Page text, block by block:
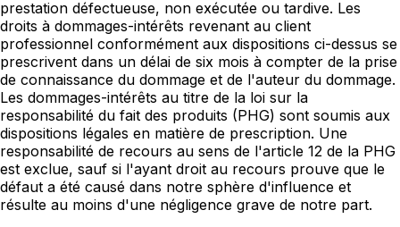
prestation défectueuse, non exécutée ou tardive. Les
droits à dommages-intérêts revenant au client
professionnel conformément aux dispositions ci-dessus se
prescrivent dans un délai de six mois à compter de la prise
de connaissance du dommage et de l'auteur du dommage.
Les dommages-intérêts au titre de la loi sur la
responsabilité du fait des produits (PHG) sont soumis aux
dispositions légales en matière de prescription. Une
responsabilité de recours au sens de l'article 12 de la PHG
est exclue, sauf si l'ayant droit au recours prouve que le
défaut a été causé dans notre sphère d'influence et
résulte au moins d'une négligence grave de notre part.